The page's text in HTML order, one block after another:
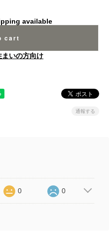
available
cart
まいの方向け
通報する
0 0